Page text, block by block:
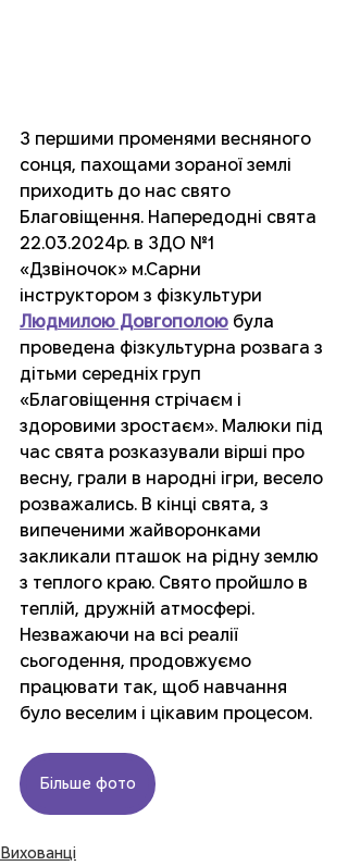
З першими променями весняного
сонця, пахощами зораної землі
приходить до нас свято
Благовіщення. Напередодні свята
22.03.2024р. в ЗДО №1
«Дзвіночок» м.Сарни
інструктором з фізкультури
Людмилою Довгополою була
проведена фізкультурна розвага з
дітьми середніх груп
«Благовіщення стрічаєм і
здоровими зростаєм». Малюки під
час свята розказували вірші про
весну, грали в народні ігри, весело
розважались. В кінці свята, з
випеченими жайворонками
закликали пташок на рідну землю
з теплого краю. Свято пройшло в
теплій, дружній атмосфері.
Незважаючи на всі реалії
сьогодення, продовжуємо
працювати так, щоб навчання
було веселим і цікавим процесом.
Більше фото
Вихованці